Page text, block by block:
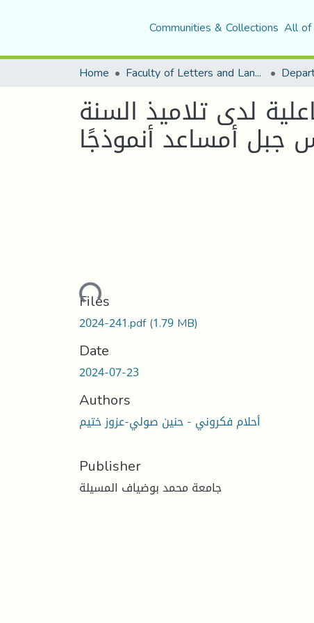
Communities & Collections All of
Home Faculty of Letters and Languages
لدى تلاميذ السنة
Loading...
Files
2024-241.pdf(1.79 MB)
Date
2024-07-23
Authors
أحلام فكروني - حنين صولي-عزوز ختيم
Publisher
جامعة محمد بوضياف المسيلة